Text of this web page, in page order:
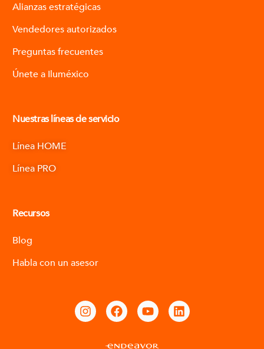
Alianzas estratégicas
Vendedores autorizados
Preguntas frecuentes
Únete a Iluméxico
Nuestras líneas de servicio
Línea HOME
Línea PRO
Recursos
Blog
Habla con un asesor